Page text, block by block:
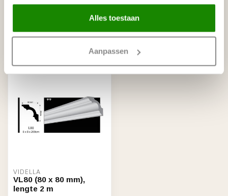
Alles toestaan
Aanpassen
Op voorraad
VIDELLA
VL80 (80 x 80 mm),
lengte 2 m